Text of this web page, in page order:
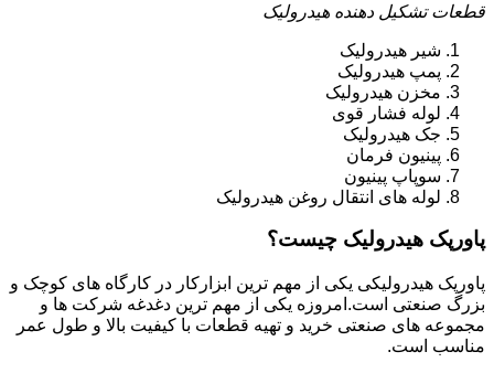
قطعات تشکیل دهنده هیدرولیک
شیر هیدرولیک
پمپ هیدرولیک
مخزن هیدرولیک
لوله فشار قوی
جک هیدرولیک
پینیون فرمان
سوپاپ پینیون
لوله های انتقال روغن هیدرولیک
پاورپک هیدرولیک چیست؟
پاورپک هیدرولیکی یکی از مهم ترین ابزارکار در کارگاه های کوچک و
بزرگ صنعتی است.امروزه یکی از مهم ترین دغدغه شرکت ها و
مجموعه های صنعتی خرید و تهیه قطعات با کیفیت بالا و طول عمر
مناسب است.